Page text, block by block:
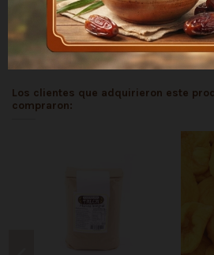
País de Origen
Chile
Los clientes que adquirieron este
compraron: